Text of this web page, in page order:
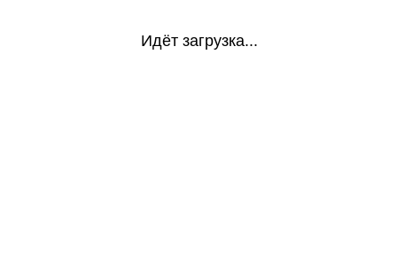
Идёт загрузка...